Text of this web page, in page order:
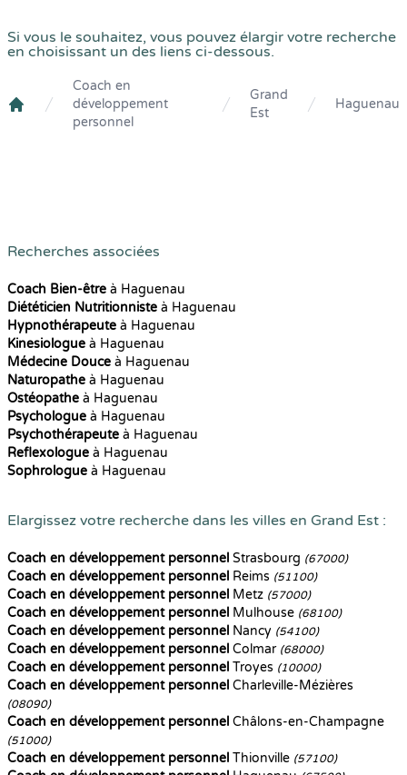
Si vous le souhaitez, vous pouvez élargir votre recherche
en choisissant un des liens ci-dessous.
Crenolibre
Coach en
développement
personnel
Grand
Est
Haguenau
Recherches associées
Coach Bien-être à Haguenau
Diététicien Nutritionniste à Haguenau
Hypnothérapeute à Haguenau
Kinesiologue à Haguenau
Médecine Douce à Haguenau
Naturopathe à Haguenau
Ostéopathe à Haguenau
Psychologue à Haguenau
Psychothérapeute à Haguenau
Reflexologue à Haguenau
Sophrologue à Haguenau
Elargissez votre recherche dans les villes en Grand Est :
Coach en développement personnel Strasbourg (67000)
Coach en développement personnel Reims (51100)
Coach en développement personnel Metz (57000)
Coach en développement personnel Mulhouse (68100)
Coach en développement personnel Nancy (54100)
Coach en développement personnel Colmar (68000)
Coach en développement personnel Troyes (10000)
Coach en développement personnel Charleville-Mézières
(08090)
Coach en développement personnel Châlons-en-Champagne
(51000)
Coach en développement personnel Thionville (57100)